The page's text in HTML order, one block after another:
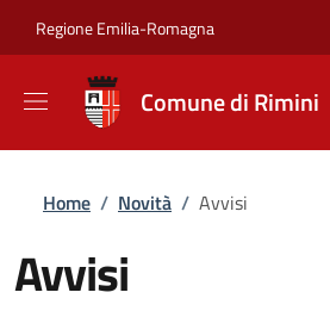
Regione Emilia-Romagna
Comune di Rimini
Briciole di pane
Home / Novità / Avvisi
Avvisi